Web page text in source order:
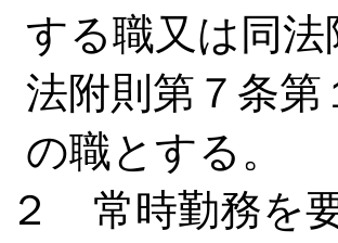
する職又は同
法附則第７条
の職とする。
２ 常時勤務を